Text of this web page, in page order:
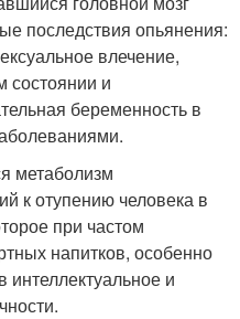
последствия опьянения:
влечение,
состоянии и
беременность в
метаболизм
к отупению человека в
при частом
напитков, особенно
интеллектуальное и